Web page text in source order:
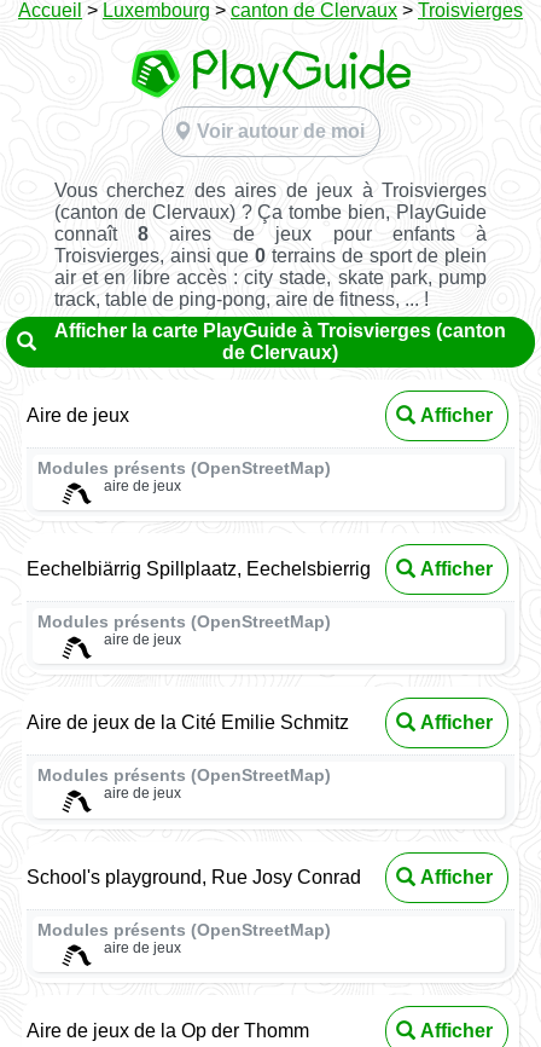
Accueil > Luxembourg > canton de Clervaux > Troisvierges
Voir autour de moi
Vous cherchez des aires de jeux à Troisvierges
(canton de Clervaux) ? Ça tombe bien, PlayGuide
connaît8 aires de jeux pour enfants à
Troisvierges, ainsi que0 terrains de sport de plein
air et en libre accès : city stade, skate park, pump
track, table de ping-pong, aire de fitness, ... !
Afficher la carte PlayGuide à Troisvierges (canton
de Clervaux)
Aire de jeux Afficher
Modules présents (OpenStreetMap)
aire de jeux
Eechelbiärrig Spillplaatz, Eechelsbierrig Afficher
Modules présents (OpenStreetMap)
aire de jeux
Aire de jeux de la Cité Emilie Schmitz Afficher
Modules présents (OpenStreetMap)
aire de jeux
School's playground, Rue Josy Conrad Afficher
Modules présents (OpenStreetMap)
aire de jeux
Aire de jeux de la Op der Thomm Afficher